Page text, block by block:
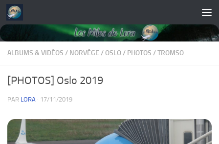
Skip to content
ALBUMS & VIDÉOS / NORVÈGE /OSLO/ PHOTOS /TROMSO
[PHOTOS] Oslo 2019
PAR LORA · 17/11/2019